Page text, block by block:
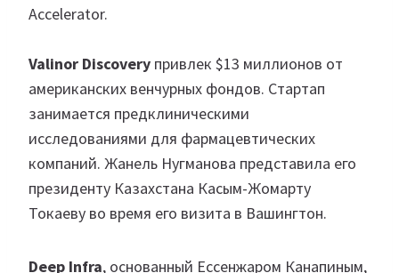
Accelerator.
Valinor Discovery привлек $13 миллионов от
американских венчурных фондов. Стартап
занимается предклиническими
исследованиями для фармацевтических
компаний. Жанель Нугманова представила его
президенту Казахстана Касым-Жомарту
Токаеву во время его визита в Вашингтон.
Deep Infra, основанный Ессенжаром Канапиным,